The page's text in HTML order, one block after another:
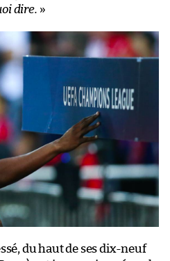
dire. »
du haut de ses dix-neuf